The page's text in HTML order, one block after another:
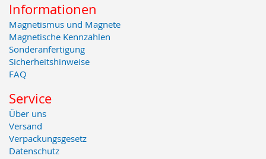
Informationen
Magnetismus und Magnete
Magnetische Kennzahlen
Sonderanfertigung
Sicherheitshinweise
FAQ
Service
Über uns
Versand
Verpackungsgesetz
Datenschutz